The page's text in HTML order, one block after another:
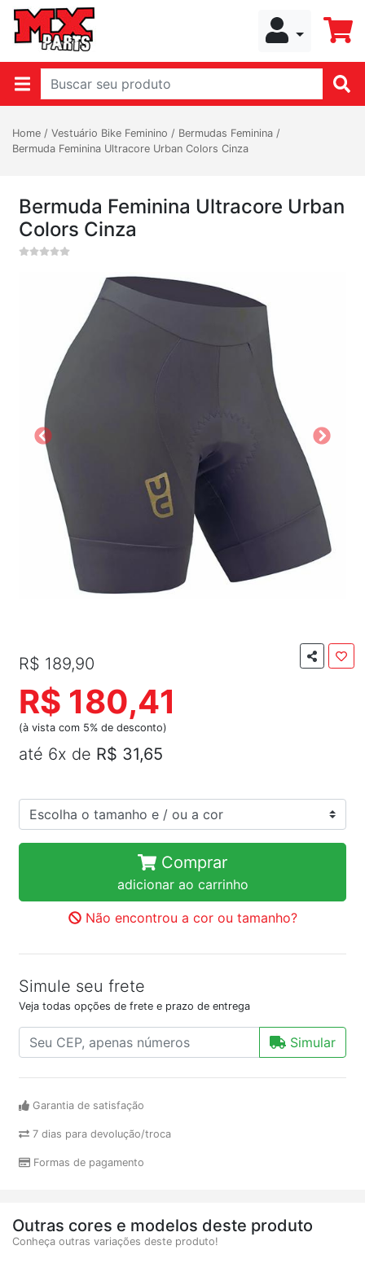
Home / Vestuário Bike Feminino / Bermudas Feminina /
Bermuda Feminina Ultracore Urban Colors Cinza
Bermuda Feminina Ultracore Urban
Colors Cinza
R$ 189,90
R$ 180,41
(à vista com 5% de desconto)
até 6x de R$ 31,65
Comprar
adicionar ao carrinho
Não encontrou a cor ou tamanho?
Simule seu frete
Veja todas opções de frete e prazo de entrega
Simular
Garantia de satisfação
7 dias para devolução/troca
Formas de pagamento
Outras cores e modelos deste produto
Conheça outras variações deste produto!